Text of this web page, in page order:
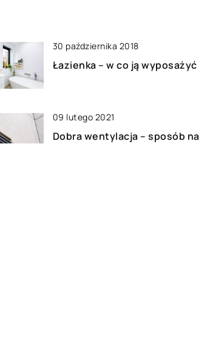
30 października 2018
Łazienka – w co ją wyposażyć
09 lutego 2021
Dobra wentylacja – sposób na